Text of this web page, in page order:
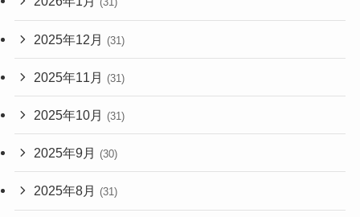
2025年12月 (31)
2025年11月 (31)
2025年10月 (31)
2025年9月 (30)
2025年8月 (31)